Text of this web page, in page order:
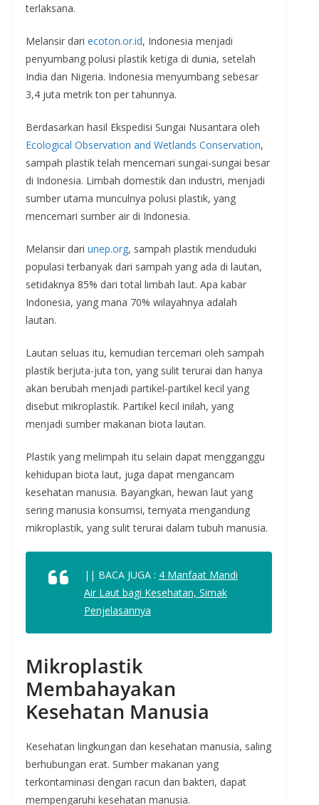
terlaksana.
Melansir dari ecoton.or.id, Indonesia menjadi
penyumbang polusi plastik ketiga di dunia, setelah
India dan Nigeria. Indonesia menyumbang sebesar
3,4 juta metrik ton per tahunnya.
Berdasarkan hasil Ekspedisi Sungai Nusantara oleh
Ecological Observation and Wetlands Conservation,
sampah plastik telah mencemari sungai-sungai besar
di Indonesia. Limbah domestik dan industri, menjadi
sumber utama munculnya polusi plastik, yang
mencemari sumber air di Indonesia.
Melansir dari unep.org, sampah plastik menduduki
populasi terbanyak dari sampah yang ada di lautan,
setidaknya 85% dari total limbah laut. Apa kabar
Indonesia, yang mana 70% wilayahnya adalah
lautan.
Lautan seluas itu, kemudian tercemari oleh sampah
plastik berjuta-juta ton, yang sulit terurai dan hanya
akan berubah menjadi partikel-partikel kecil yang
disebut mikroplastik. Partikel kecil inilah, yang
menjadi sumber makanan biota lautan.
Plastik yang melimpah itu selain dapat mengganggu
kehidupan biota laut, juga dapat mengancam
kesehatan manusia. Bayangkan, hewan laut yang
sering manusia konsumsi, ternyata mengandung
mikroplastik, yang sulit terurai dalam tubuh manusia.
|| BACA JUGA : 4 Manfaat Mandi
Air Laut bagi Kesehatan, Simak
Penjelasannya
Mikroplastik
Membahayakan
Kesehatan Manusia
Kesehatan lingkungan dan kesehatan manusia, saling
berhubungan erat. Sumber makanan yang
terkontaminasi dengan racun dan bakteri, dapat
mempengaruhi kesehatan manusia.